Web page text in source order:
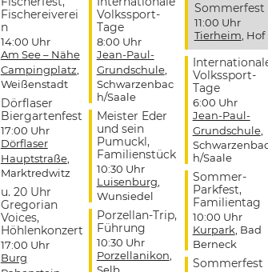
Fischereiverei
n
14:00 Uhr
Am See – Nähe
Campingplatz
Weißenstadt
Dörflaser
Biergartenfest
17:00 Uhr
Dörflaser
Hauptstraße,
Marktredwitz
u. 20 Uhr
Gregorian
Voices,
Höhlenkonzert
17:00 Uhr
Burg
Volkssport-
Tage
8:00 Uhr
Jean-Paul-
Grundschule,
Schwarzenbac
h/Saale
Meister Eder
und sein
Pumuckl,
Familienstück
10:30 Uhr
Luisenburg
Wunsiedel
Porzellan-Trip,
Führung
10:30 Uhr
Porzellanikon
Sommerfest
11:00 Uhr
Tierheim , Hof
Volkssport-
Tage
6:00 Uhr
Jean-Paul-
Grundschule,
h/Saale
Sommer-
Parkfest,
Familientag
10:00 Uhr
Kurpark , Bad
Berneck
Sommerfest